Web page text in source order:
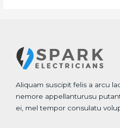
Aliquam suscipit felis a arcu
nemore appellanturusu
ei, mel tempor consulatu